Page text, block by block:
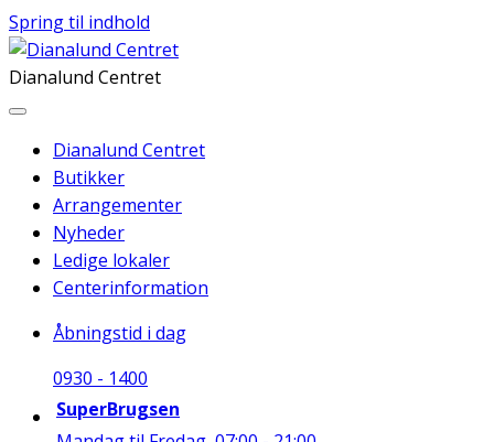
Spring til indhold
Dianalund Centret
Dianalund Centret
Butikker
Arrangementer
Nyheder
Ledige lokaler
Centerinformation
Åbningstid i dag
0930 - 1400
SuperBrugsen